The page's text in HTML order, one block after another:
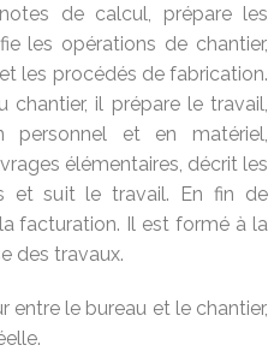
de calcul, prépare les
les opérations de chantier,
les procédés de fabrication.
chantier, il prépare le travail,
personnel et en matériel,
élémentaires, décrit les
et suit le travail. En fin de
facturation. Il est formé à la
des travaux.
entre le bureau et le chantier,